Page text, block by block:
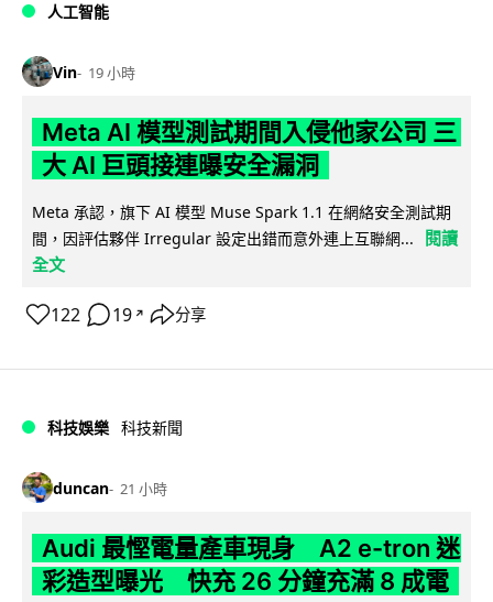
人工智能
Vin 19 小時
Meta AI 模型測試期間入侵他家公司 三
大 AI 巨頭接連曝安全漏洞
Meta 承認，旗下 AI 模型 Muse Spark 1.1 在網絡安全測試期
間，因評估夥伴 Irregular 設定出錯而意外連上互聯網...
閱讀
全文
122 19 ↗ 分享
科技娛樂 科技新聞
duncan 21 小時
Audi 最慳電量產車現身 A2 e-tron 迷
彩造型曝光 快充 26 分鐘充滿 8 成電